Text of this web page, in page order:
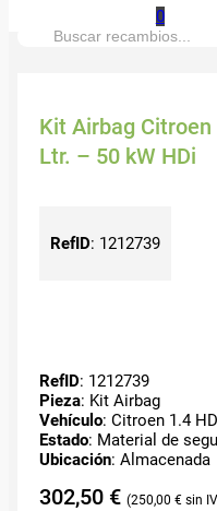
0
Buscar:
Kit Airbag
Ltr. – 50 kW HDi
RefID: 1212739
RefID: 1212739
Pieza: Kit Airbag
Vehículo: Citroen 1.4
Estado: Material de
Ubicación: Almacenada
302,50 € 250,00 €